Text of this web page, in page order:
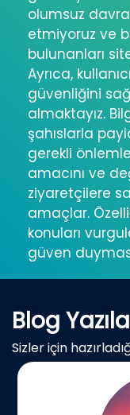
olumsuz
etmiyoruz ve
bulunanları
Ayrıca,
güvenliğini
almaktayız.
şahıslarla
gerekli
amacını ve
ziyaretçilere
amaçlar.
konuları
güven
Blog
Sizler için